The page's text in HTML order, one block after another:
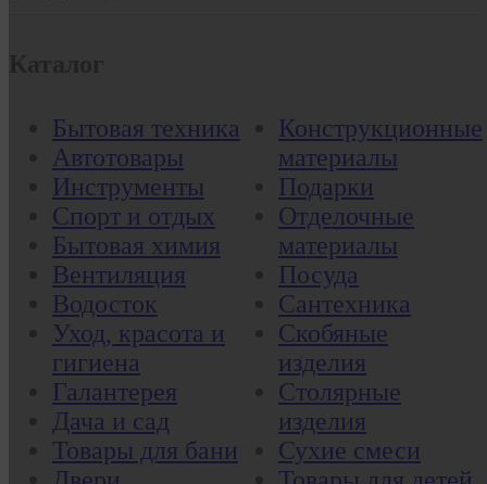
Бытовая техника
Автотовары
Инструменты
Спорт и отдых
Бытовая химия
Вентиляция
Водосток
Уход, красота и
гигиена
Галантерея
Дача и сад
Товары для бани
Конструкционные
материалы
Подарки
Отделочные
материалы
Посуда
Сантехника
Скобяные
изделия
Столярные
изделия
Сухие смеси